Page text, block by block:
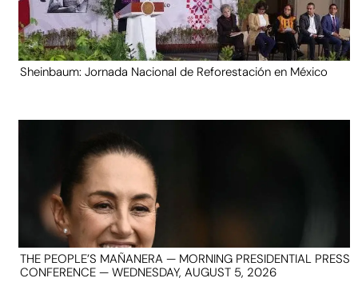
Sheinbaum: Jornada Nacional de Reforestación en México
THE PEOPLE’S MAÑANERA — MORNING PRESIDENTIAL PRESS
CONFERENCE — WEDNESDAY, AUGUST 5, 2026